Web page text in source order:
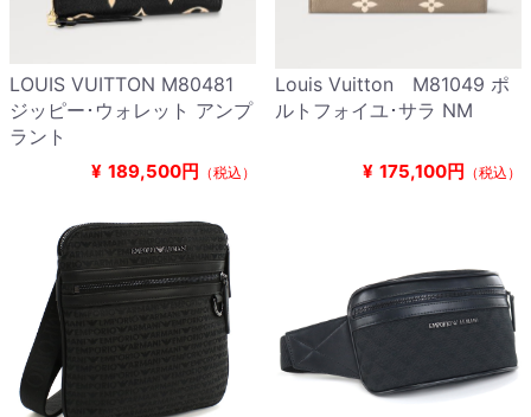
LOUIS VUITTON M80481
ジッピー･ウォレット アンプ
ラント
¥ 189,500円 （税込）
Louis Vuitton M81049 ポ
ルトフォイユ･サラ NM
¥ 175,100円 （税込）